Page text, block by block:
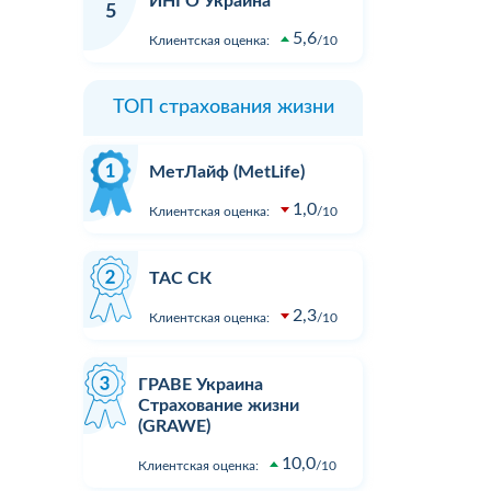
Зателефонував, сказав, що хочу
На що отримав відповідь - "Вам
як передзвонюють. Навіщо там
менеджери сидять.?...
Подробнее
5
Клиентская оценка: 5,6 10
ТОП страхования жизни
МетЛайф (MetLife)
Клиентская оценка: 1,0 10
ТАС СК
Клиентская оценка: 2,3 10
ГРАВЕ Украина
Страхование жизни
(GRAWE)
Клиентская оценка: 10,0 10